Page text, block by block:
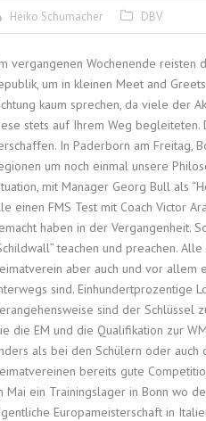
Heiko Schumacher DBV
vergangenen Wochenende reisten
um in kleinen Meet and
kaum sprechen, da viele der
stets auf Ihrem Weg
In Paderborn am Freitag,
um noch einmal unsere
mit Manager Georg Bull als
einen FMS Test mit Coach Victor
haben in der Vergangenheit.
teachen und preachen.
aber auch und vor allem
sind. Einhundertprozentige
sind der Schlüssel
die EM und die Qualifikation zur
als bei den Schülern oder
bereits gute
Mai ein Trainingslager in Bonn wo
Europameisterschaft in